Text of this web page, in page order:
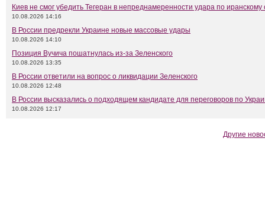
Киев не смог убедить Тегеран в непреднамеренности удара по иранскому
10.08.2026 14:16
В России предрекли Украине новые массовые удары
10.08.2026 14:10
Позиция Вучича пошатнулась из-за Зеленского
10.08.2026 13:35
В России ответили на вопрос о ликвидации Зеленского
10.08.2026 12:48
В России высказались о подходящем кандидате для переговоров по
10.08.2026 12:17
Другие